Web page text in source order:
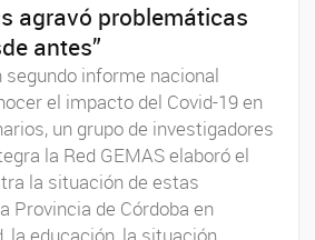
agravó problemáticas
antes”
segundo informe nacional
el impacto del Covid-19 en
un grupo de investigadores
la Red GEMAS elaboró el
la situación de estas
Provincia de Córdoba en